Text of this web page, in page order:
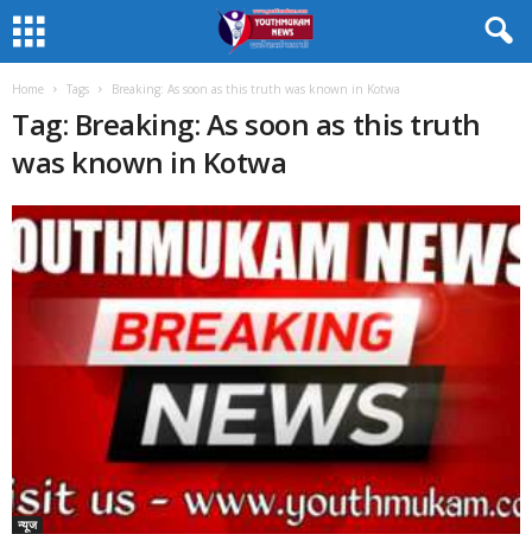
Home Tags Breaking: As soon as this truth was known in Kotwa
Tag: Breaking: As soon as this truth
was known in Kotwa
न्यूज